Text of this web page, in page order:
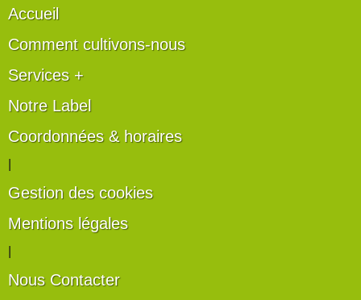
Accueil
Comment cultivons-nous
Services +
Notre Label
Coordonnées & horaires
Gestion des cookies
Mentions légales
Nous Contacter